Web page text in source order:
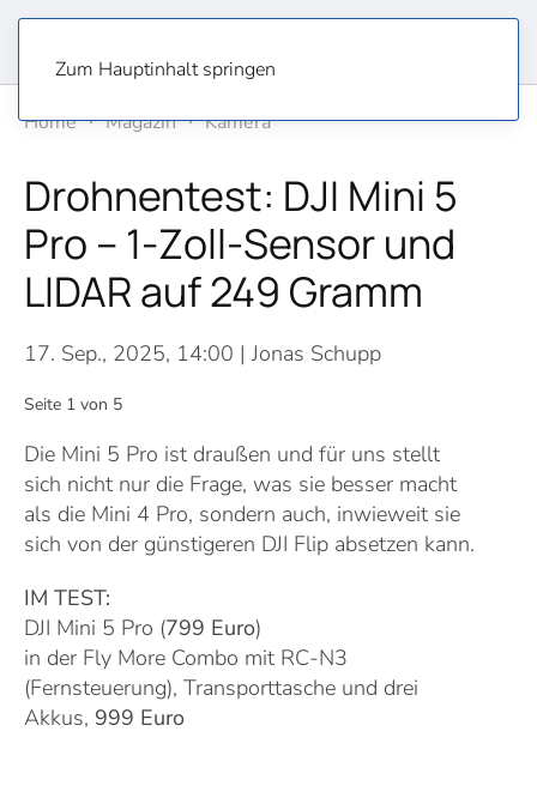
Zum Hauptinhalt springen
Home
Magazin Kamera
Drohnentest: DJI Mini 5
Pro – 1-Zoll-Sensor und
LIDAR auf 249 Gramm
17. Sep., 2025, 14:00 | Jonas Schupp
Seite 1 von 5
Die Mini 5 Pro ist draußen und für uns stellt
sich nicht nur die Frage, was sie besser macht
als die Mini 4 Pro, sondern auch, inwieweit sie
sich von der günstigeren DJI Flip absetzen kann.
IM TEST:
DJI Mini 5 Pro (799 Euro)
in der Fly More Combo mit RC-N3
(Fernsteuerung), Transporttasche und drei
Akkus, 999 Euro